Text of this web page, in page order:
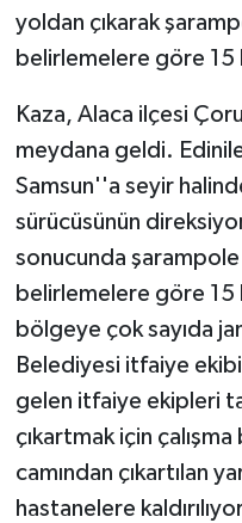
yoldan çıkarak
belirlemelere göre 15
Kaza, Alaca ilçesi
meydana geldi.
Samsun''a seyir
sürücüsünün
sonucunda
belirlemelere göre 15
bölgeye çok sayıda
Belediyesi itfaiye
gelen itfaiye ekipleri
çıkartmak için
camından çıkartılan
hastanelere